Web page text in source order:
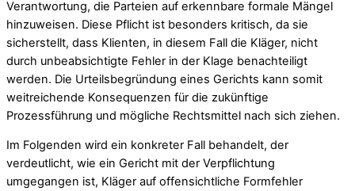
Verantwortung, die Parteien auf erkennbare formale Mängel
hinzuweisen. Diese Pflicht ist besonders kritisch, da sie
sicherstellt, dass Klienten, in diesem Fall die Kläger, nicht
durch unbeabsichtigte Fehler in der Klage benachteiligt
werden. Die Urteilsbegründung eines Gerichts kann somit
weitreichende Konsequenzen für die zukünftige
Prozessführung und mögliche Rechtsmittel nach sich ziehen.
Im Folgenden wird ein konkreter Fall behandelt, der
verdeutlicht, wie ein Gericht mit der Verpflichtung
umgegangen ist, Kläger auf offensichtliche Formfehler